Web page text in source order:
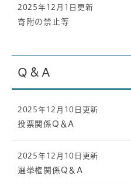
2025年12月1日更新
寄附の禁止等
Q＆A
2025年12月10日更新
投票関係Q＆A
2025年12月10日更新
選挙権関係Q＆A